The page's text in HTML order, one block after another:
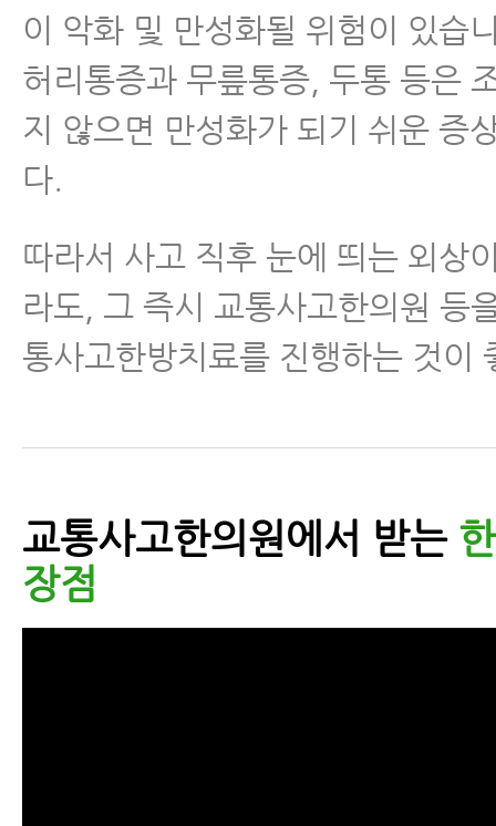
이 악화 및 만성화될 위험이 있습
허리통증과 무릎통증, 두통 등은
지 않으면 만성화가 되기 쉬운 증
다.
따라서 사고 직후 눈에 띄는 외상
라도, 그 즉시 교통사고한의원 등
통사고한방치료를 진행하는 것이
교통사고한의원에서 받는
장점